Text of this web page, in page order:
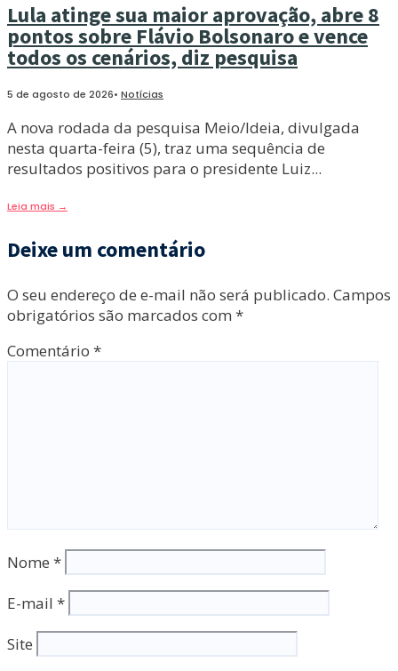
Lula atinge sua maior aprovação, abre 8
pontos sobre Flávio Bolsonaro e vence
todos os cenários, diz pesquisa
5 de agosto de 2026• Notícias
A nova rodada da pesquisa Meio/Ideia, divulgada
nesta quarta-feira (5), traz uma sequência de
resultados positivos para o presidente Luiz...
Leia mais →
Deixe um comentário
O seu endereço de e-mail não será publicado. Campos
obrigatórios são marcados com *
Comentário *
Nome *
E-mail *
Site